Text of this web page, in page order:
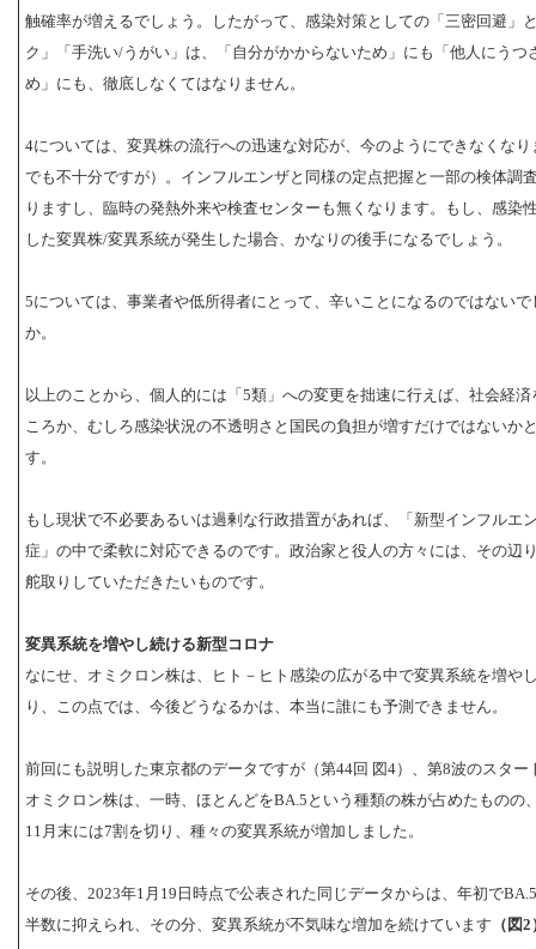
触確率が増えるでしょう。したがって、感染対策としての「三密回避」
ク」「手洗い/うがい」は、「自分がかからないため」にも「他人にうつ
め」にも、徹底しなくてはなりません。
4については、変異株の流行への迅速な対応が、今のようにできなくなり
でも不十分ですが）。インフルエンザと同様の定点把握と一部の検体調
りますし、臨時の発熱外来や検査センターも無くなります。もし、感染
した変異株/変異系統が発生した場合、かなりの後手になるでしょう。
5については、事業者や低所得者にとって、辛いことになるのではないで
か。
以上のことから、個人的には「5類」への変更を拙速に行えば、社会経済
ころか、むしろ感染状況の不透明さと国民の負担が増すだけではないか
す。
もし現状で不必要あるいは過剰な行政措置があれば、「新型インフルエ
症」の中で柔軟に対応できるのです。政治家と役人の方々には、その辺
舵取りしていただきたいものです。
変異系統を増やし続ける新型コロナ
なにせ、オミクロン株は、ヒト－ヒト感染の広がる中で変異系統を増や
り、この点では、今後どうなるかは、本当に誰にも予測できません。
前回にも説明した東京都のデータですが（第44回 図4）、第8波のスター
オミクロン株は、一時、ほとんどをBA.5という種類の株が占めたものの
11月末には7割を切り、種々の変異系統が増加しました。
その後、2023年1月19日時点で公表された同じデータからは、年初で
半数に抑えられ、その分、変異系統が不気味な増加を続けています （図